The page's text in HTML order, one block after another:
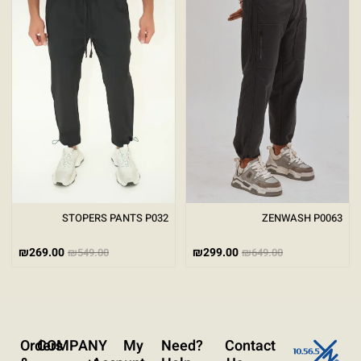
ZENWASH P0063
₪649.00
₪299.00
STOPERS PANTS P032
₪549.00
₪269.00
?Need
Contact
Orders
My
COMPANY
גודל טקסט
גווני אפור
מצבי תצוגה
ניגודיות גבוהה
ניגודיות הפוכה רקע בהיר
הדגשת קישורים
סרגל קריאה